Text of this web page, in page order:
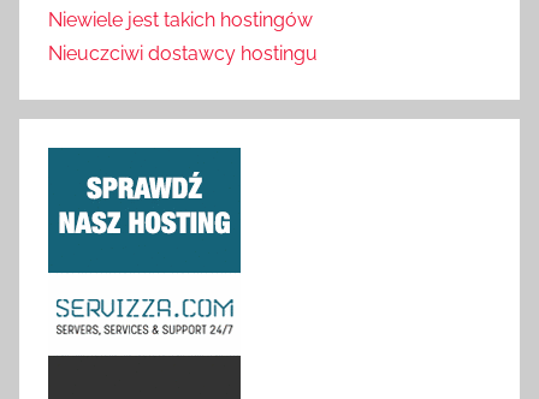
Niewiele jest takich hostingów
Nieuczciwi dostawcy hostingu